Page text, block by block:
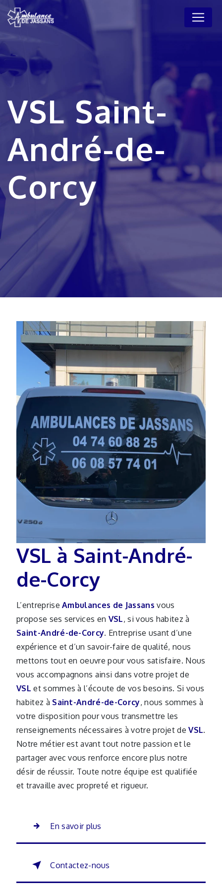
VSL Saint-
André-de-
Corcy
VSL à Saint-André-
de-Corcy
L’entrepriseAmbulances de Jassans vous
propose ses services en VSL, si vous habitez à
Saint-André-de-Corcy. Entreprise usant d’une
expérience et d’un savoir-faire de qualité, nous
mettons tout en oeuvre pour vous satisfaire. Nous
vous accompagnons ainsi dans votre projet de
VSL et sommes à l’écoute de vos besoins. Si vous
habitez à Saint-André-de-Corcy, nous sommes à
votre disposition pour vous transmettre les
renseignements nécessaires à votre projet deVSL.
Notre métier est avant tout notre passion et le
partager avec vous renforce encore plus notre
désir de réussir. Toute notre équipe est qualifiée
et travaille avec propreté et rigueur.
En savoir plus
Contactez-nous
Panneau de gestion des cookies